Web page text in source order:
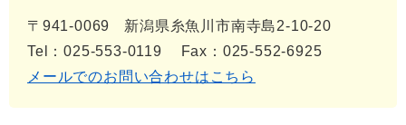
〒941-0069
新潟県糸魚川市南寺島2-10-20
Tel：025-553-0119
Fax：025-552-6925
メールでのお問い合わせはこちら